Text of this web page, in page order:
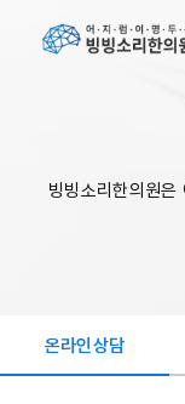
빙빙소리한의원
온라인상담